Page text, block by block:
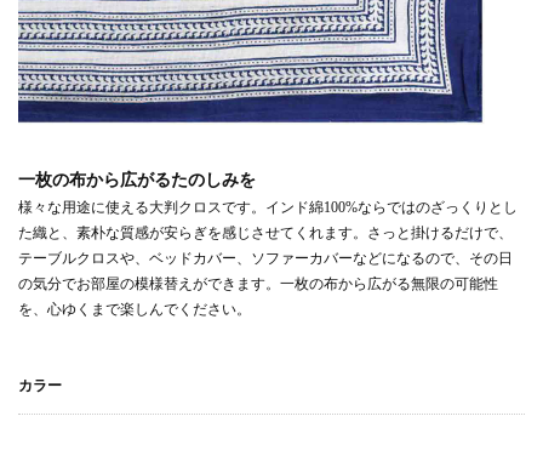
一枚の布から広がるたのしみを
様々な用途に使える大判クロスです。インド綿100%ならではのざっくりとし
た織と、素朴な質感が安らぎを感じさせてくれます。さっと掛けるだけで、
テーブルクロスや、ベッドカバー、ソファーカバーなどになるので、その日
の気分でお部屋の模様替えができます。一枚の布から広がる無限の可能性
を、心ゆくまで楽しんでください。
カラー